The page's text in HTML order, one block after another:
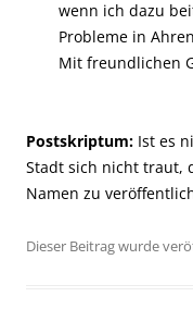
wenn ich dazu
Probleme in
Mit freundlichen
Postskriptum: Ist es
Stadt sich nicht traut,
Namen zu
Dieser Beitrag wurde